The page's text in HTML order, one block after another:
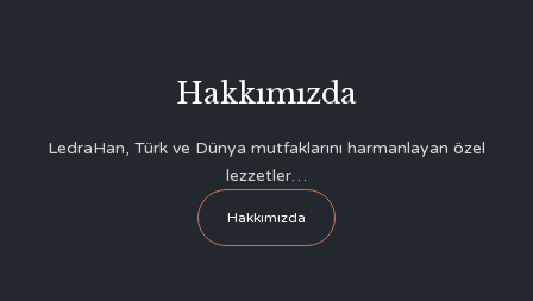
Hakkımızda
LedraHan, Türk ve Dünya mutfaklarını harmanlayan özel
lezzetler…
Hakkımızda